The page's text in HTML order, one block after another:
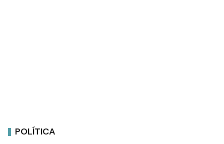
POLÍTICA